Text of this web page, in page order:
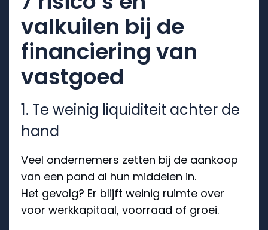
valkuilen bij de
financiering van
vastgoed
1. Te weinig liquiditeit achter de
hand
Veel ondernemers zetten bij de aankoop
van een pand al hun middelen in.
Het gevolg? Er blijft weinig ruimte over
voor werkkapitaal, voorraad of groei.